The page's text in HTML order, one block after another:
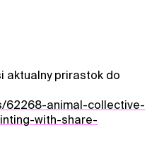
aktualny prirastok do
62268-animal-collective-
with-share-